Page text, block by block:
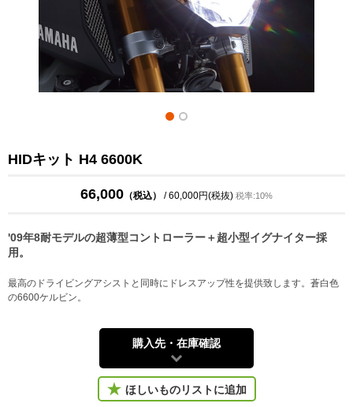
HIDキット H4 6600K
66,000 （税込） / 60,000円(税抜) 税率:10%
'09年8耐モデルの超薄型コントローラー＋超小型イグナイター採
用。
最高のドライビングアシストと同時にドレスアップ性を提供致します。蒼白色
の6600ケルビン。
購入先・在庫確認
ほしいものリストに追加